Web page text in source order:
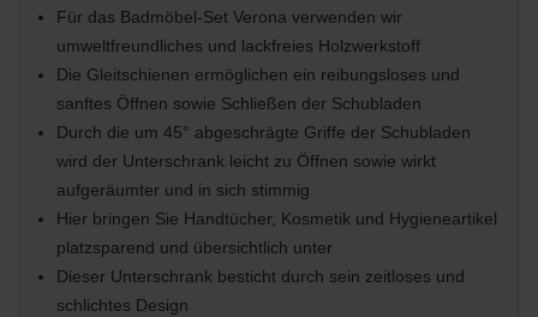
Für das Badmöbel-Set Verona verwenden wir
umweltfreundliches und lackfreies Holzwerkstoff
Die Gleitschienen ermöglichen ein reibungsloses und
sanftes Öffnen sowie Schließen der Schubladen
Durch die um 45° abgeschrägte Griffe der Schubladen
wird der Unterschrank leicht zu Öffnen sowie wirkt
aufgeräumter und in sich stimmig
Hier bringen Sie Handtücher, Kosmetik und Hygieneartikel
platzsparend und übersichtlich unter
Dieser Unterschrank besticht durch sein zeitloses und
schlichtes Design